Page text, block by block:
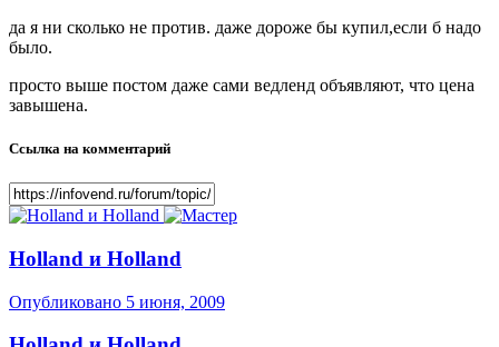
да я ни сколько не против. даже дороже бы купил,если б надо
было.
просто выше постом даже сами ведленд объявляют, что цена
завышена.
Ссылка на комментарий
Holland и Holland
Опубликовано 5 июня, 2009